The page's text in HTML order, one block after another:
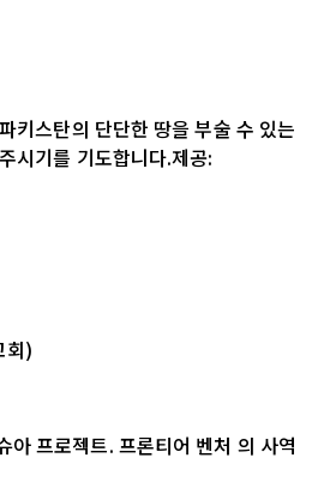
키스탄의 단단한 땅을 부술 수 있는
시기를 기도합니다.제공:
회)
아프로젝트. 프론티어 벤처 의 사역